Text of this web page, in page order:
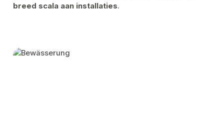
breed scala aan installaties.
Skip category gallery